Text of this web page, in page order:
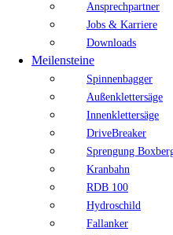
Ansprechpartner
Jobs & Karriere
Downloads
Meilensteine
Spinnenbagger
Außenklettersäge
Innenklettersäge
DriveBreaker
Sprengung
Kranbahn
RDB 100
Hydroschild
Fallanker